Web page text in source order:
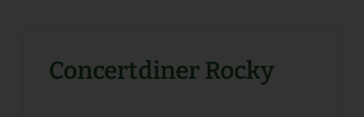
Concertdiner Rocky